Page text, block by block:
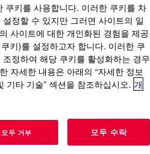
쿠키를 사용합니다. 이러한 쿠키를 차
정할 수 있지만 그러면 사이트의 일
사이트에 대한 개인화된 경험을 제공
키)를 설정하고자 합니다. 이러한 쿠
정하여 해당 쿠키를 활성화하는 경우
자세한 내용은 아래의 “자세한 정보
기타 기술” 섹션을 참조하십시오. 개
모두 거부 모두 수락